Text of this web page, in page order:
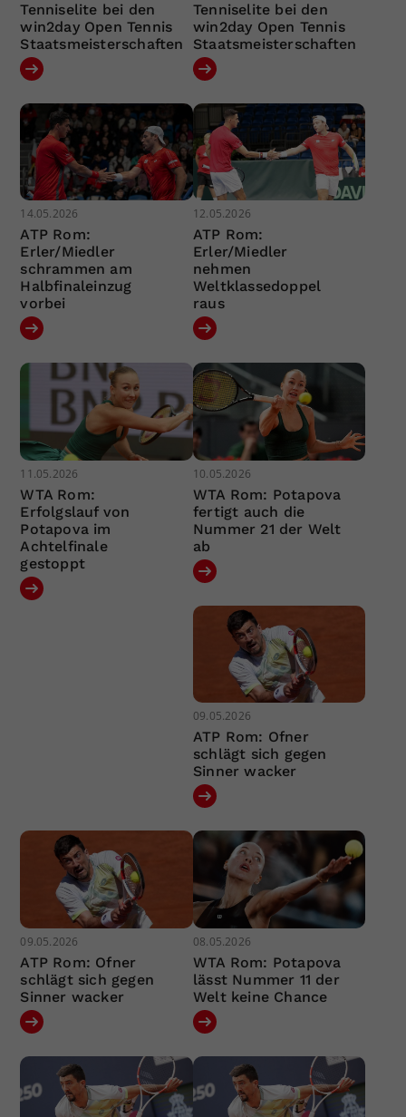
Tenniselite bei den
win2day Open Tennis
Staatsmeisterschaften
Tenniselite bei den
win2day Open Tennis
Staatsmeisterschaften
14.05.2026
ATP Rom:
Erler/Miedler
schrammen am
Halbfinaleinzug
vorbei
12.05.2026
ATP Rom:
Erler/Miedler
nehmen
Weltklassedoppel
raus
11.05.2026
WTA Rom:
Erfolgslauf von
Potapova im
Achtelfinale
gestoppt
10.05.2026
WTA Rom: Potapova
fertigt auch die
Nummer 21 der Welt
ab
09.05.2026
ATP Rom: Ofner
schlägt sich gegen
Sinner wacker
09.05.2026
ATP Rom: Ofner
schlägt sich gegen
Sinner wacker
08.05.2026
WTA Rom: Potapova
lässt Nummer 11 der
Welt keine Chance